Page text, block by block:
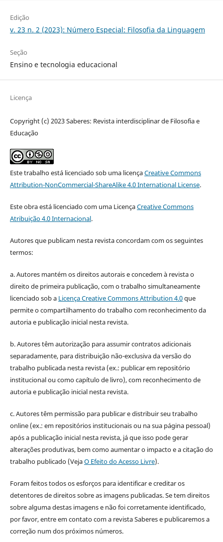
Edição
v. 23 n. 2 (2023): Número Especial: Filosofia da Linguagem
Seção
Ensino e tecnologia educacional
Licença
Copyright (c) 2023 Saberes: Revista interdisciplinar de Filosofia e
Educação
Este trabalho está licenciado sob uma licençaCreative Commons
Attribution-NonCommercial-ShareAlike 4.0 International License.
Este obra está licenciado com uma LicençaCreative Commons
Atribuição 4.0 Internacional.
Autores que publicam nesta revista concordam com os seguintes
termos:
a. Autores mantém os direitos autorais e concedem à revista o
direito de primeira publicação, com o trabalho simultaneamente
licenciado sob a Licença Creative Commons Attribution 4.0que
permite o compartilhamento do trabalho com reconhecimento da
autoria e publicação inicial nesta revista.
b. Autores têm autorização para assumir contratos adicionais
separadamente, para distribuição não-exclusiva da versão do
trabalho publicada nesta revista (ex.: publicar em repositório
institucional ou como capítulo de livro), com reconhecimento de
autoria e publicação inicial nesta revista.
c. Autores têm permissão para publicar e distribuir seu trabalho
online (ex.: em repositórios institucionais ou na sua página pessoal)
após a publicação inicial nesta revista, já que isso pode gerar
alterações produtivas, bem como aumentar o impacto e a citação do
trabalho publicado (VejaO Efeito do Acesso Livre).
Foram feitos todos os esforços para identificar e creditar os
detentores de direitos sobre as imagens publicadas. Se tem direitos
sobre alguma destas imagens e não foi corretamente identificado,
por favor, entre em contato com a revista Saberes e publicaremos a
correção num dos próximos números.